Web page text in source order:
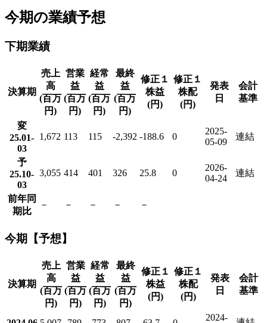
今期の業績予想
下期業績
決算期
売上
高
(百万
円)
営業
益
(百万
円)
経常
益
(百万
円)
最終
益
(百万
円)
修正１
株益
(円)
修正１
株配
(円)
発表
日
会計
基準
変
25.01-
03
1,672 113 115 -2,392 -188.6 0
2025-
05-09
連結
予
25.10-
03
3,055 414 401 326 25.8 0
2026-
04-24
連結
前年同
期比
－ － － － －
今期【予想】
決算期
売上
高
(百万
円)
営業
益
(百万
円)
経常
益
(百万
円)
最終
益
(百万
円)
修正１
株益
(円)
修正１
株配
(円)
発表
日
会計
基準
2024-